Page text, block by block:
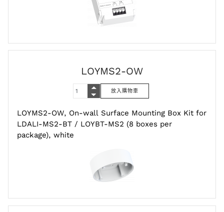
LOYMS2-OW
LOYMS2-OW, On-wall Surface Mounting Box Kit for
LDALI-MS2-BT / LOYBT-MS2 (8 boxes per
package), white